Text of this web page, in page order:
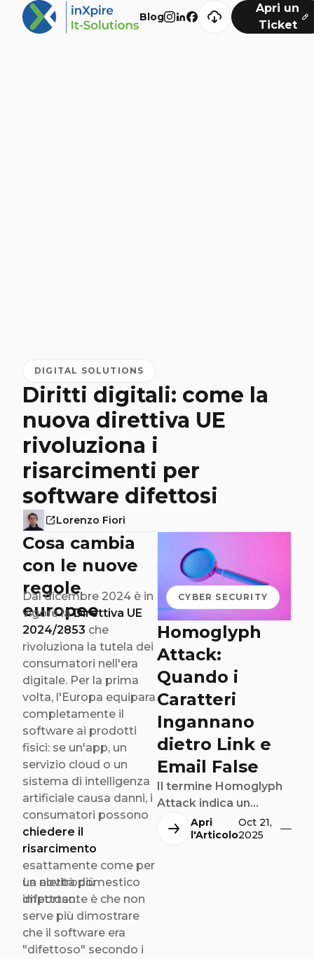
Blog
Apri un
Ticket
DIGITAL SOLUTIONS
Diritti digitali: come la
nuova direttiva UE
rivoluziona i
risarcimenti per
software difettosi
Lorenzo Fiori
Cosa cambia
con le nuove
regole
europee
Dal dicembre 2024 è in
vigore laDirettiva UE
2024/2853 che
rivoluziona la tutela dei
consumatori nell'era
digitale. Per la prima
volta, l'Europa equipara
completamente il
software ai prodotti
fisici: se un'app, un
servizio cloud o un
sistema di intelligenza
artificiale causa danni, i
consumatori possono
chiedere il
risarcimento
esattamente come per
un elettrodomestico
difettoso.
La novità più
importante è che non
serve più dimostrare
che il software era
"difettoso" secondo i
CYBER SECURITY
Homoglyph
Attack:
Quando i
Caratteri
Ingannano
dietro Link e
Email False
Il termine Homoglyph
Attack indica un
metodo di attacco
informatico in cui
Apri
l'Articolo
Oct 21,
2025